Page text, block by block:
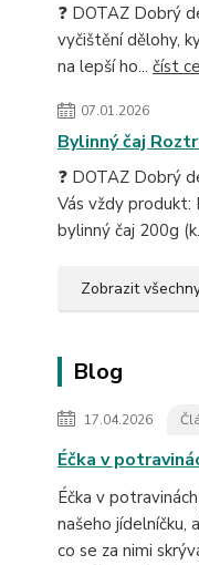
❓ DOTAZ Dobrý
vyčištění dělohy,
na lepší ho... číst
07.01.2026
Bylinný čaj
❓ DOTAZ Dobrý
Vás vždy produkt:
bylinný čaj 200g
Zobrazit
Blog
17.04.2026
Éčka v
Éčka v
našeho jídelníčku,
co se za nimi